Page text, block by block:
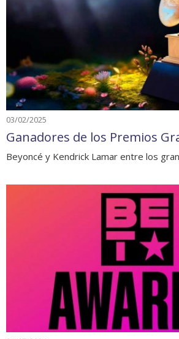
03/02/2025
Ganadores de los Premios
Beyoncé y Kendrick Lamar entre los